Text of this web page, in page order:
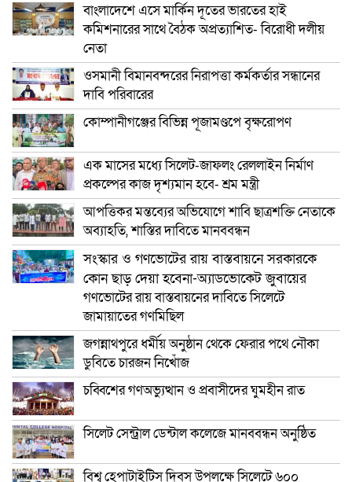
বাংলাদেশে এসে মার্কিন দূতের ভারতের হাই
কমিশনারের সাথে বৈঠক অপ্রত্যাশিত- বিরোধী দলীয়
নেতা
ওসমানী বিমানবন্দরের নিরাপত্তা কর্মকর্তার সন্ধানের
দাবি পরিবারের
কোম্পানীগঞ্জের বিভিন্ন পূজামণ্ডপে বৃক্ষরোপণ
এক মাসের মধ্যে সিলেট-জাফলং রেললাইন নির্মাণ
প্রকল্পের কাজ দৃশ্যমান হবে- শ্রম মন্ত্রী
আপত্তিকর মন্তব্যের অভিযোগে শাবি ছাত্রশক্তি নেতাকে
অব্যাহতি, শাস্তির দাবিতে মানববন্ধন
সংস্কার ও গণভোটের রায় বাস্তবায়নে সরকারকে
কোন ছাড় দেয়া হবেনা-অ্যাডভোকেট জুবায়ের
গণভোটের রায় বাস্তবায়নের দাবিতে সিলেটে
জামায়াতের গণমিছিল
জগন্নাথপুরে ধর্মীয় অনুষ্ঠান থেকে ফেরার পথে নৌকা
ডুবিতে চারজন নিখোঁজ
চব্বিশের গণঅভ্যুত্থান ও প্রবাসীদের ঘুমহীন রাত
সিলেট সেন্ট্রাল ডেন্টাল কলেজে মানববন্ধন অনুষ্ঠিত
বিশ্ব হেপাটাইটিস দিবস উপলক্ষে সিলেটে ৬০০